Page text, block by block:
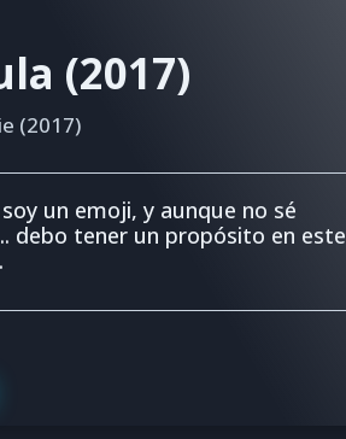
(2017)
(2017)
un emoji, y aunque no sé
debo tener un propósito en este